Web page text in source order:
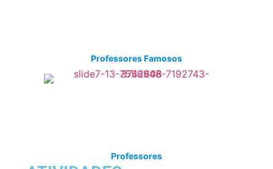
Professores Famosos
Professores